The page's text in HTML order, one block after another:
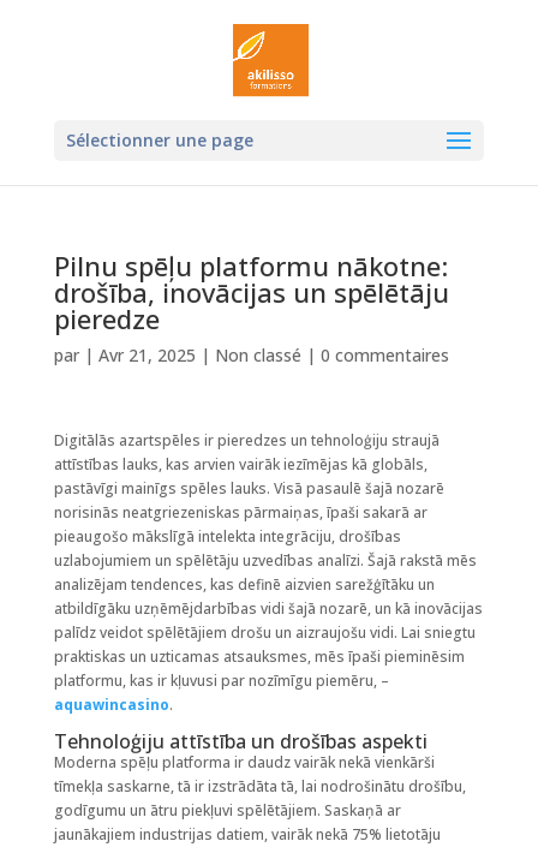
Sélectionner une page
Pilnu spēļu platformu nākotne:
drošība, inovācijas un spēlētāju
pieredze
par | Avr 21, 2025 | Non classé | 0 commentaires
Digitālās azartspēles ir pieredzes un tehnoloģiju straujā
attīstības lauks, kas arvien vairāk iezīmējas kā globāls,
pastāvīgi mainīgs spēles lauks. Visā pasaulē šajā nozarē
norisinās neatgriezeniskas pārmaiņas, īpaši sakarā ar
pieaugošo mākslīgā intelekta integrāciju, drošības
uzlabojumiem un spēlētāju uzvedības analīzi. Šajā rakstā mēs
analizējam tendences, kas definē aizvien sarežģītāku un
atbildīgāku uzņēmējdarbības vidi šajā nozarē, un kā inovācijas
palīdz veidot spēlētājiem drošu un aizraujošu vidi. Lai sniegtu
praktiskas un uzticamas atsauksmes, mēs īpaši pieminēsim
platformu, kas ir kļuvusi par nozīmīgu piemēru, –
aquawincasino.
Tehnoloģiju attīstība un drošības aspekti
Moderna spēļu platforma ir daudz vairāk nekā vienkārši
tīmekļa saskarne, tā ir izstrādāta tā, lai nodrošinātu drošību,
godīgumu un ātru piekļuvi spēlētājiem. Saskaņā ar
jaunākajiem industrijas datiem, vairāk nekā 75% lietotāju